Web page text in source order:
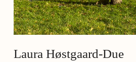
Laura Høstgaard-Due